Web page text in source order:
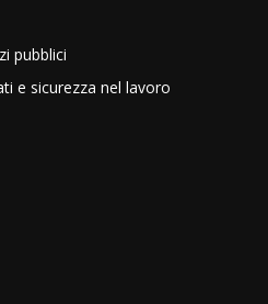
pubblici
e sicurezza nel lavoro